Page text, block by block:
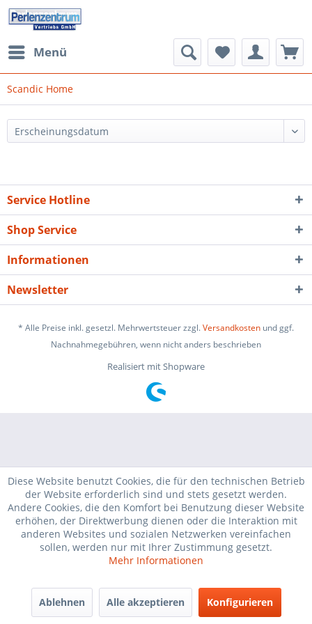
Menü
Scandic Home
Service Hotline
Shop Service
Informationen
Newsletter
* Alle Preise inkl. gesetzl. Mehrwertsteuer zzgl.Versandkosten und ggf.
Nachnahmegebühren, wenn nicht anders beschrieben
Realisiert mit Shopware
Diese Website benutzt Cookies, die für den technischen Betrieb
der Website erforderlich sind und stets gesetzt werden.
Andere Cookies, die den Komfort bei Benutzung dieser Website
erhöhen, der Direktwerbung dienen oder die Interaktion mit
anderen Websites und sozialen Netzwerken vereinfachen
sollen, werden nur mit Ihrer Zustimmung gesetzt.
Mehr Informationen
Ablehnen Alle akzeptieren Konfigurieren